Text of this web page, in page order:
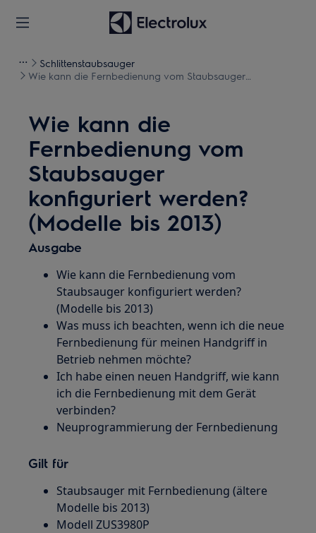
Schlittenstaubsauger
Wie kann die Fernbedienung vom Staubsauger
Wie kann die
Fernbedienung vom
Staubsauger
konfiguriert werden?
(Modelle bis 2013)
Ausgabe
Wie kann die Fernbedienung vom
Staubsauger konfiguriert werden?
(Modelle bis 2013)
Was muss ich beachten, wenn ich die neue
Fernbedienung für meinen Handgriff in
Betrieb nehmen möchte?
Ich habe einen neuen Handgriff, wie kann
ich die Fernbedienung mit dem Gerät
verbinden?
Neuprogrammierung der Fernbedienung
Gilt für
Staubsauger mit Fernbedienung (ältere
Modelle bis 2013)
Modell ZUS3980P